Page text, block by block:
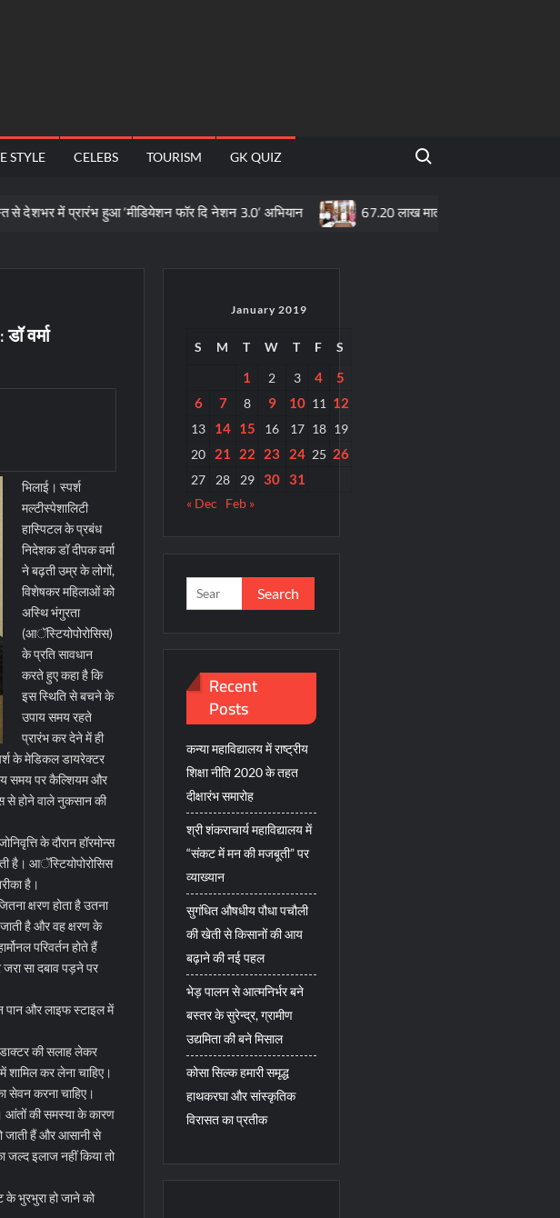
STYLE CELEBS TOURISM GK QUIZ
Search for:
हुआ ’मीडियेशन फॉर दि नेशन 3.0’ अभियान 67.20 लाख माताओं के खातों में पहुँची महतारी वंदन
वर्मा
भिलाई। स्पर्श
मल्टीस्पेशालिटी
हास्पिटल के प्रबंध
निदेशक डॉ दीपक वर्मा
ने बढ़ती उम्र के लोगों,
विशेषकर महिलाओं को
अस्थि भंगुरता
(आॅस्टियोपोरोसिस)
के प्रति सावधान
करते हुए कहा है कि
इस स्थिति से बचने के
उपाय समय रहते
प्रारंभ कर देने में ही
के मेडिकल डायरेक्टर
समय पर कैल्शियम और
से होने वाले नुकसान की
के दौरान हॉरमोन्स
है। आॅस्टियोपोरोसिस
है।
क्षरण होता है उतना
है और वह क्षरण के
परिवर्तन होते हैं
सा दबाव पड़ने पर
पान और लाइफ स्टाइल में
की सलाह लेकर
शामिल कर लेना चाहिए।
सेवन करना चाहिए।
आंतों की समस्या के कारण
जाती हैं और आसानी से
इलाज नहीं किया तो
भुरभुरा हो जाने को
January 2019
S M T W T F S
1 2 3 4
5
6
7 8 9 10 11 12
13 14 15 16 17 18 19
20
21 22 23 24 25 26
27 28 29 30 31
« Dec Feb »
Search
for:
Recent
Posts
कन्या महाविद्यालय में राष्ट्रीय
शिक्षा नीति 2020 के तहत
दीक्षारंभ समारोह
श्री शंकराचार्य महाविद्यालय में
“संकट में मन की मजबूती” पर
व्याख्यान
सुगंधित औषधीय पौधा पचौली
की खेती से किसानों की आय
बढ़ाने की नई पहल
भेड़ पालन से आत्मनिर्भर बने
बस्तर के सुरेन्द्र, ग्रामीण
उद्यमिता की बने मिसाल
कोसा सिल्क हमारी समृद्ध
हाथकरघा और सांस्कृतिक
विरासत का प्रतीक